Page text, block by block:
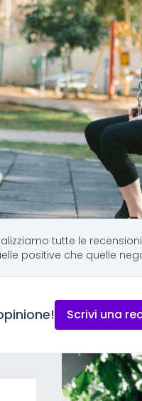
tutte le
positive che quelle
Scrivi una